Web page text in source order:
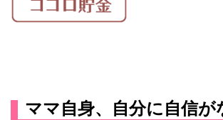
ママ自身、自分に自信が